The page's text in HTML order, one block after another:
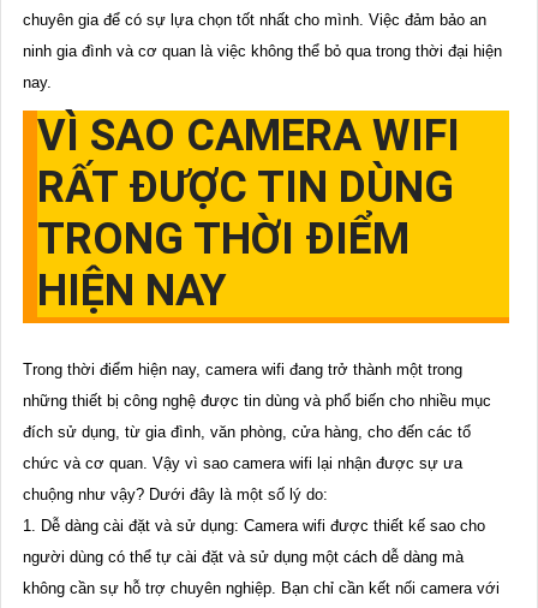
chuyên gia để có sự lựa chọn tốt nhất cho mình. Việc đảm bảo an
ninh gia đình và cơ quan là việc không thể bỏ qua trong thời đại hiện
nay.
VÌ SAO CAMERA WIFI
RẤT ĐƯỢC TIN DÙNG
TRONG THỜI ĐIỂM
HIỆN NAY
Trong thời điểm hiện nay, camera wifi đang trở thành một trong
những thiết bị công nghệ được tin dùng và phổ biến cho nhiều mục
đích sử dụng, từ gia đình, văn phòng, cửa hàng, cho đến các tổ
chức và cơ quan. Vậy vì sao camera wifi lại nhận được sự ưa
chuộng như vậy? Dưới đây là một số lý do:
1. Dễ dàng cài đặt và sử dụng: Camera wifi được thiết kế sao cho
người dùng có thể tự cài đặt và sử dụng một cách dễ dàng mà
không cần sự hỗ trợ chuyên nghiệp. Bạn chỉ cần kết nối camera với